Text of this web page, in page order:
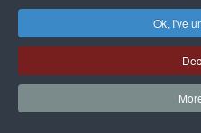
Ok, I've
rata puede ser un
connotación es
estabilidad económica.
En los sueños es